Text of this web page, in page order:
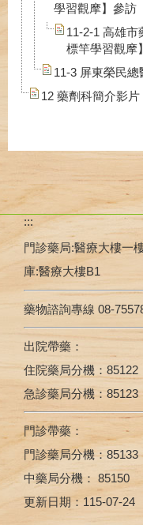
學習觀摩】參訪
11-2-1 高雄
標竿學習觀摩
11-3 屏東榮民
12 藥劑科簡介影片
:::
門診藥局:醫療大樓
庫:醫療大樓B1
藥物諮詢專線 08-
出院帶藥：
住院藥局分機：85122
急診藥局分機：85123
門診帶藥：
門診藥局分機：85133
中藥局分機： 85150
更新日期： 115-07-24